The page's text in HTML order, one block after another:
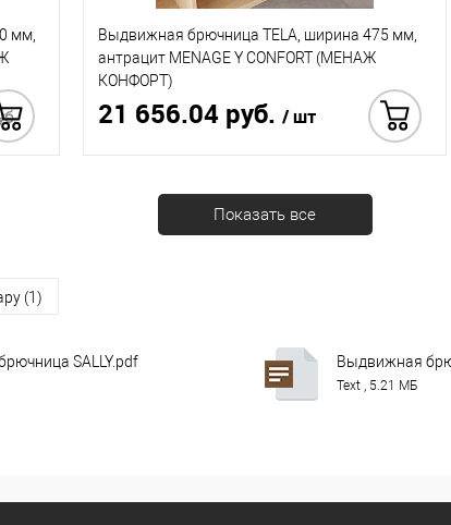
мм,
Выдвижная брючница TELA, ширина 475 мм,
антрацит MENAGE Y CONFORT (МЕНАЖ
КОНФОРТ)
21 656.04 руб. / шт
Показать все
(1)
SALLY.pdf Выдвижная
Text , 5.21 МБ